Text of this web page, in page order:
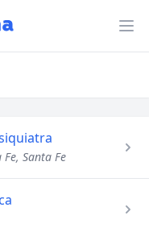
Fe, Santa Fe